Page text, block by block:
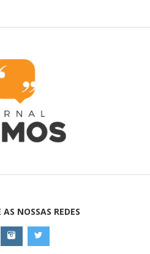
NOSSAS REDES